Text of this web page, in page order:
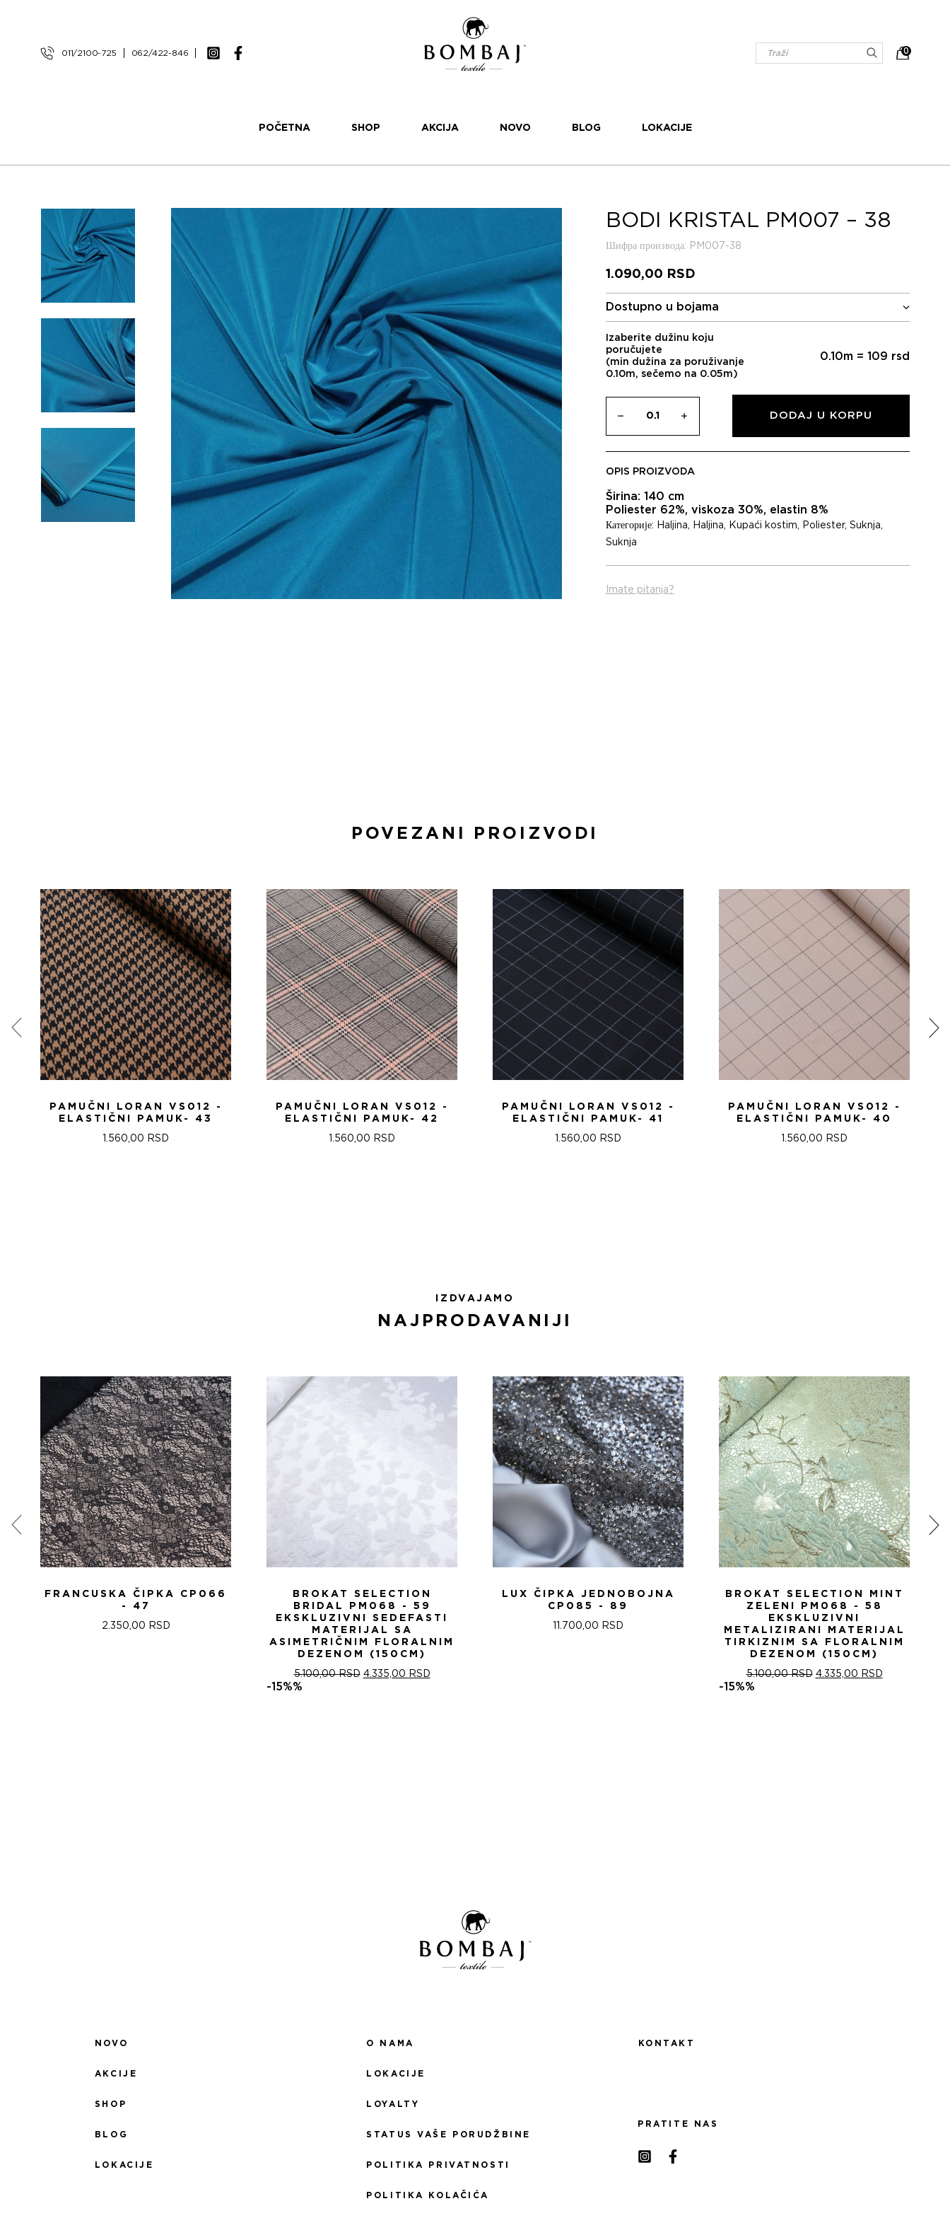
011/2100-725 062/422-846 0
POČETNA SHOP AKCIJA NOVO BLOG LOKACIJE
BODI KRISTAL PM007 – 38
Шифра производа: PM007-38
1.090,00 RSD
Dostupno u bojama
Izaberite dužinu koju
poručujete
(min dužina za poruživanje
0.10m, sečemo na 0.05m)
0.10m = 109 rsd
DODAJ U KORPU
OPIS PROIZVODA
Širina: 140 cm
Poliester 62%, viskoza 30%, elastin 8%
Категорије: Haljina, Haljina, Kupaći kostim, Poliester, Suknja,
Suknja
Imate pitanja?
POVEZANI PROIZVODI
PAMUČNI LORAN VS012 -
ELASTIČNI PAMUK- 43
1.560,00 RSD
PAMUČNI LORAN VS012 -
ELASTIČNI PAMUK- 42
1.560,00 RSD
PAMUČNI LORAN VS012 -
ELASTIČNI PAMUK- 41
1.560,00 RSD
PAMUČNI LORAN VS012 -
ELASTIČNI PAMUK- 40
1.560,00 RSD
IZDVAJAMO
NAJPRODAVANIJI
FRANCUSKA ČIPKA CP066
- 47
2.350,00 RSD
BROKAT SELECTION
BRIDAL PM068 - 59
EKSKLUZIVNI SEDEFASTI
MATERIJAL SA
ASIMETRIČNIM FLORALNIM
DEZENOM (150CM)
5.100,00RSD ОРИГИНАЛНА
4.335,00 RSDТРЕНУТНА
-15%%
LUX ČIPKA JEDNOBOJNA
CP085 - 89
11.700,00 RSD
BROKAT SELECTION MINT
ZELENI PM068 - 58
EKSKLUZIVNI
METALIZIRANI MATERIJAL
TIRKIZNIM SA FLORALNIM
DEZENOM (150CM)
5.100,00RSD ОРИГИНАЛНА
4.335,00 RSDТРЕНУТНА
-15%%
NOVO
AKCIJE
SHOP
BLOG
LOKACIJE
O NAMA
LOKACIJE
LOYALTY
STATUS VAŠE PORUDŽBINE
POLITIKA PRIVATNOSTI
POLITIKA KOLAČIĆA
KONTAKT
PRATITE NAS